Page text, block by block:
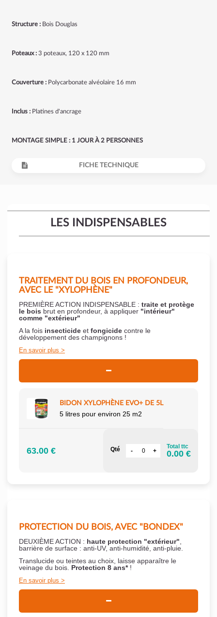
Structure : Bois Douglas
Poteaux : 3 poteaux, 120 x 120 mm
Couverture : Polycarbonate alvéolaire 16 mm
Inclus : Platines d'ancrage
MONTAGE SIMPLE : 1 JOUR À 2 PERSONNES
FICHE TECHNIQUE
LES INDISPENSABLES
TRAITEMENT DU BOIS EN PROFONDEUR,
AVEC LE "XYLOPHÈNE"
PREMIÈRE ACTION INDISPENSABLE : traite et protège
le bois brut en profondeur, à appliquer "intérieur"
comme "extérieur"
A la fois insecticide et fongicide contre le
développement des champignons !
En savoir plus
BIDON XYLOPHÈNE EVO+ DE 5L
5 litres pour environ 25 m2
63.00 € Qté Total ttc
0.00 €
PROTECTION DU BOIS, AVEC "BONDEX"
DEUXIÈME ACTION : haute protection "extérieur"
barrière de surface : anti-UV, anti-humidité, anti-pluie.
Translucide ou teintes au choix, laisse apparaître le
veinage du bois. Protection 8 ans*!
En savoir plus